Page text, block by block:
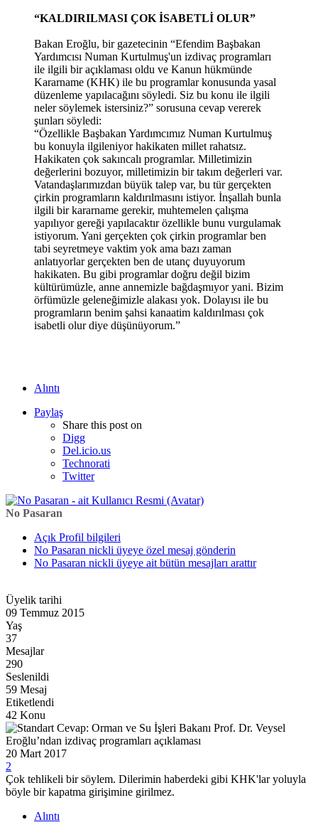
“KALDIRILMASI ÇOK İSABETLİ OLUR”
Bakan Eroğlu, bir gazetecinin “Efendim Başbakan
Yardımcısı Numan Kurtulmuş'un izdivaç programları
ile ilgili bir açıklaması oldu ve Kanun hükmünde
Kararname (KHK) ile bu programlar konusunda yasal
düzenleme yapılacağını söyledi. Siz bu konu ile ilgili
neler söylemek istersiniz?” sorusuna cevap vererek
şunları söyledi:
“Özellikle Başbakan Yardımcımız Numan Kurtulmuş
bu konuyla ilgileniyor hakikaten millet rahatsız.
Hakikaten çok sakıncalı programlar. Milletimizin
değerlerini bozuyor, milletimizin bir takım değerleri var.
Vatandaşlarımızdan büyük talep var, bu tür gerçekten
çirkin programların kaldırılmasını istiyor. İnşallah bunla
ilgili bir kararname gerekir, muhtemelen çalışma
yapılıyor gereği yapılacaktır özellikle bunu vurgulamak
istiyorum. Yani gerçekten çok çirkin programlar ben
tabi seyretmeye vaktim yok ama bazı zaman
anlatıyorlar gerçekten ben de utanç duyuyorum
hakikaten. Bu gibi programlar doğru değil bizim
kültürümüzle, anne annemizle bağdaşmıyor yani. Bizim
örfümüzle geleneğimizle alakası yok. Dolayısı ile bu
programların benim şahsi kanaatim kaldırılması çok
isabetli olur diye düşünüyorum.”
Alıntı
Paylaş
Share this post on
Digg
Del.icio.us
Technorati
Twitter
No Pasaran
Açık Profil bilgileri
No Pasaran nickli üyeye özel mesaj gönderin
No Pasaran nickli üyeye ait bütün mesajları arattır
Üyelik tarihi
09 Temmuz 2015
Yaş
37
Mesajlar
290
Seslenildi
59 Mesaj
Etiketlendi
42 Konu
Cevap: Orman ve Su İşleri Bakanı Prof. Dr. Veysel
Eroğlu’ndan izdivaç programları açıklaması
20 Mart 2017
2
Çok tehlikeli bir söylem. Dilerimin haberdeki gibi KHK'lar yoluyla
böyle bir kapatma girişimine girilmez.
Alıntı